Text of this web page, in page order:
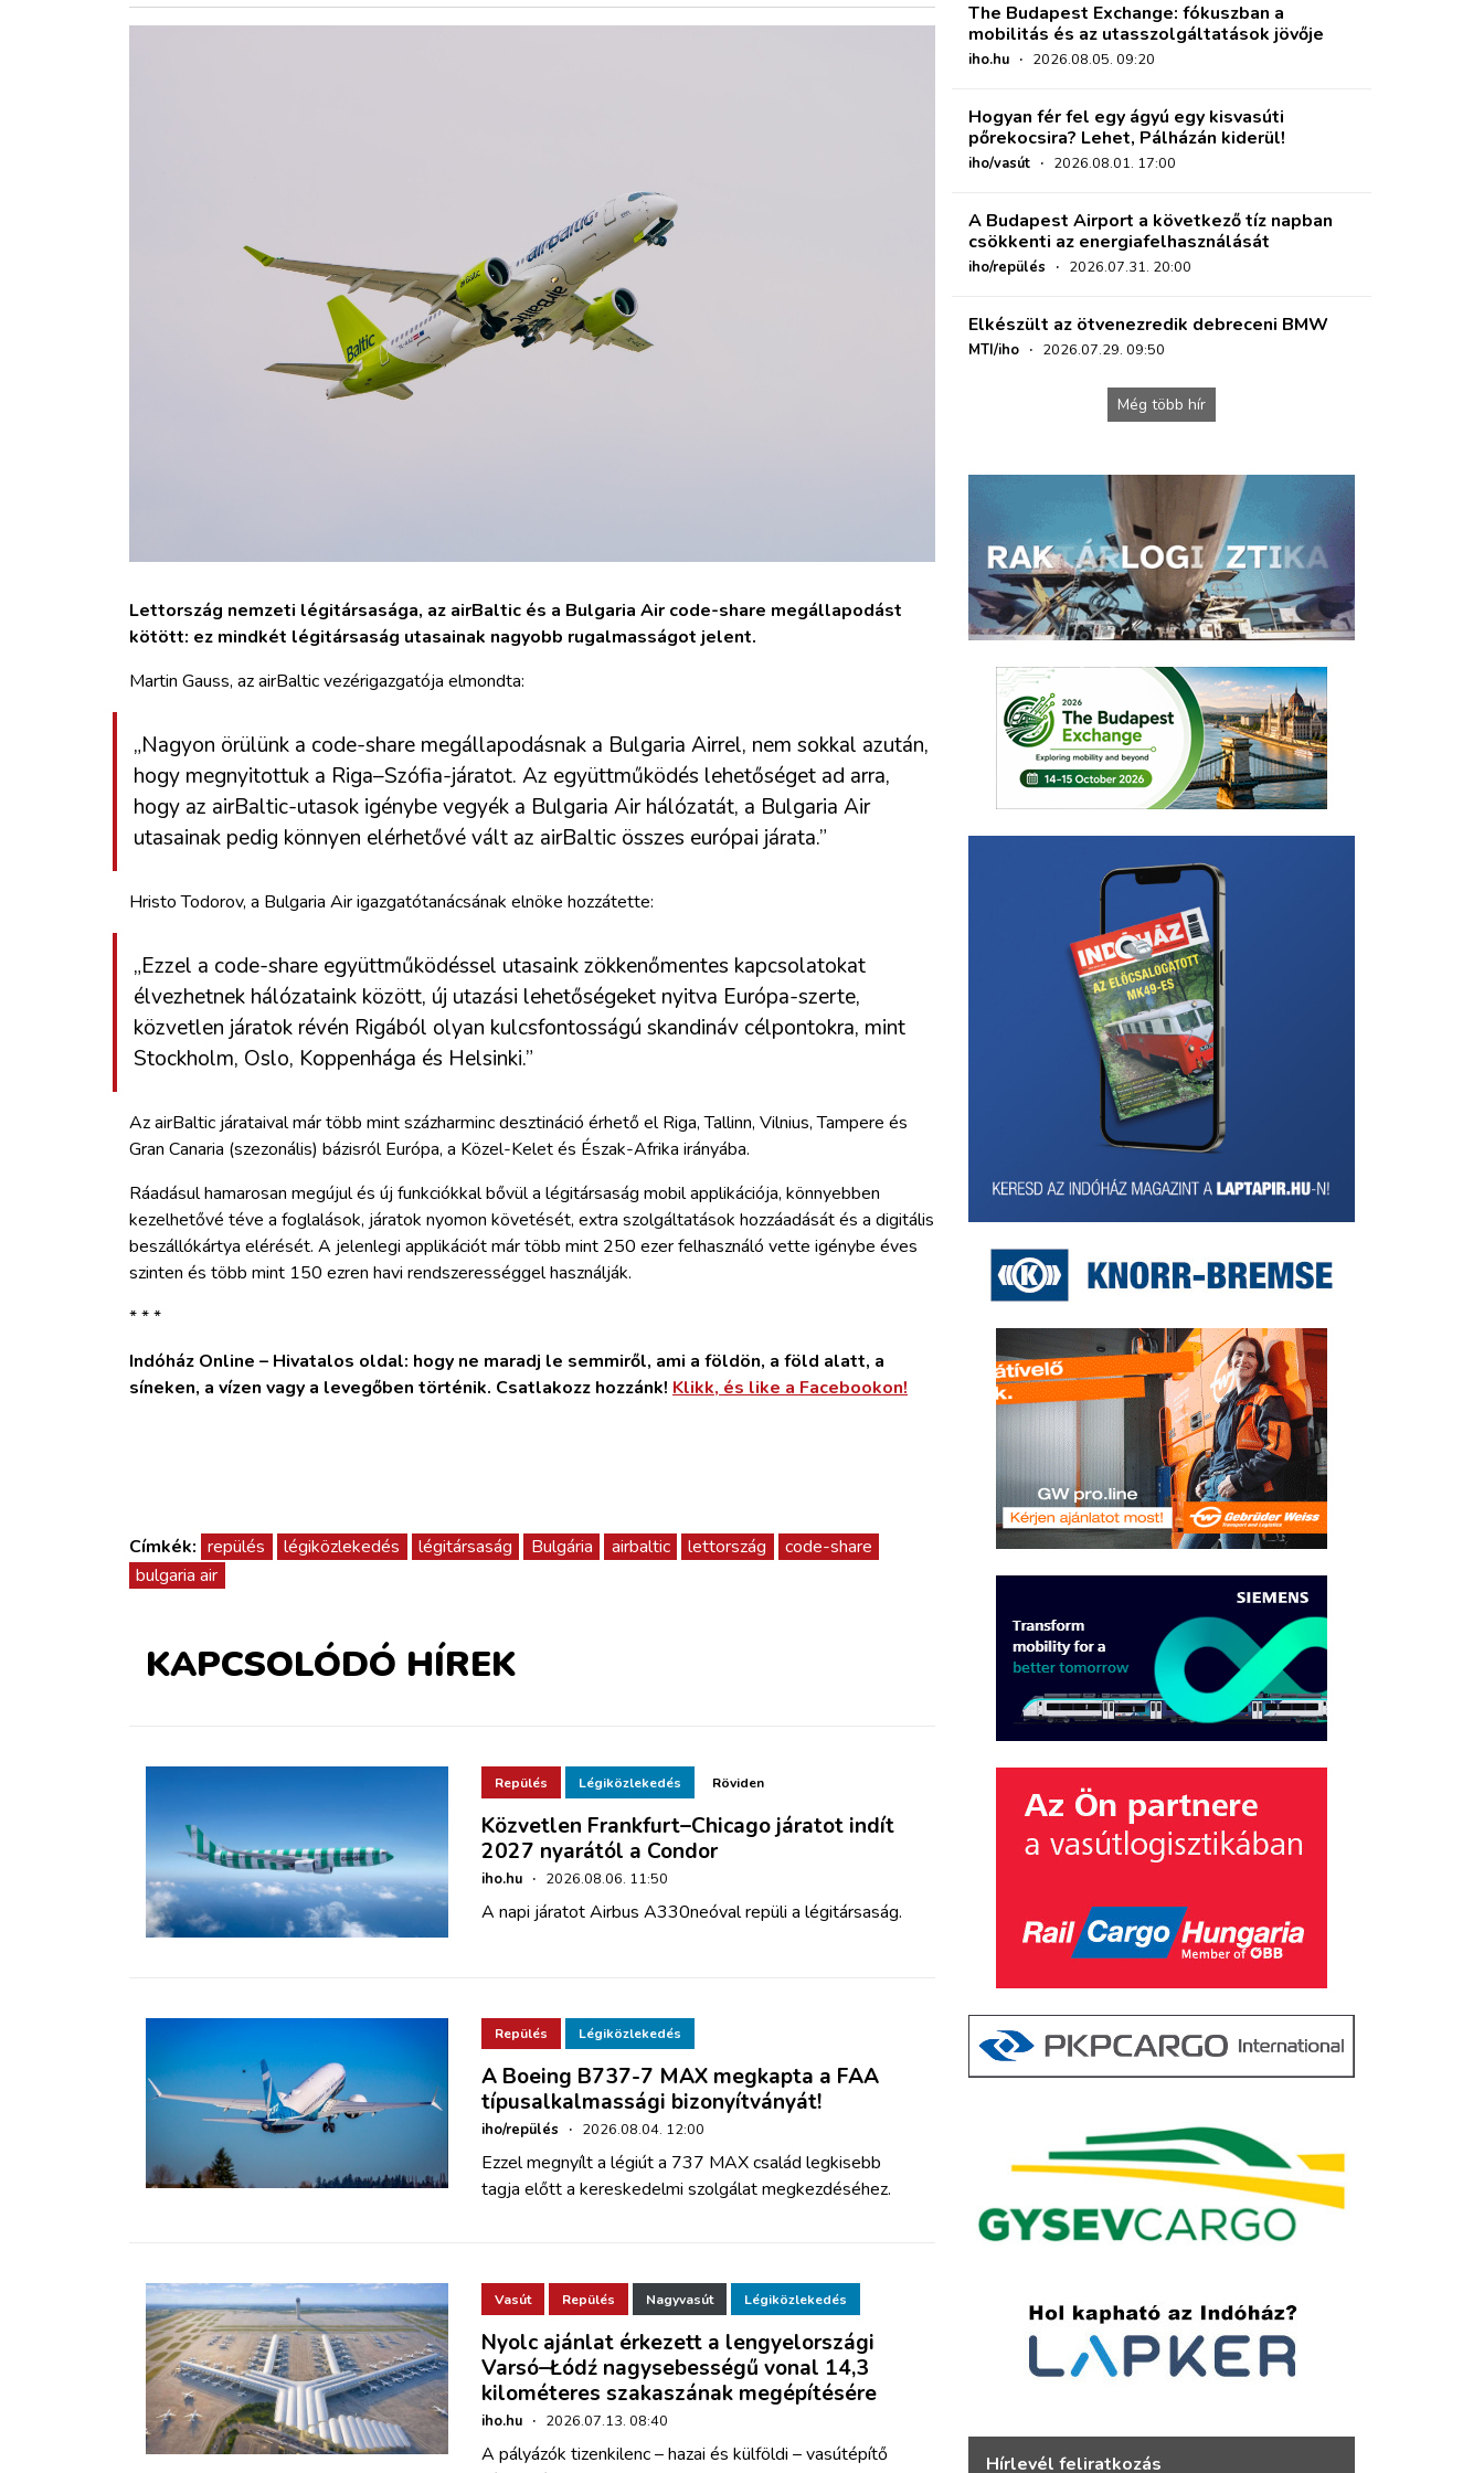
Lettország nemzeti légitársasága, az airBaltic és a Bulgaria Air code-share megállapodást
kötött: ez mindkét légitársaság utasainak nagyobb rugalmasságot jelent.
Martin Gauss, az airBaltic vezérigazgatója elmondta:
„Nagyon örülünk a code-share megállapodásnak a Bulgaria Airrel, nem sokkal azután,
hogy megnyitottuk a Riga–Szófia-járatot. Az együttműködés lehetőséget ad arra,
hogy az airBaltic-utasok igénybe vegyék a Bulgaria Air hálózatát, a Bulgaria Air
utasainak pedig könnyen elérhetővé vált az airBaltic összes európai járata.”
Hristo Todorov, a Bulgaria Air igazgatótanácsának elnöke hozzátette:
„Ezzel a code-share együttműködéssel utasaink zökkenőmentes kapcsolatokat
élvezhetnek hálózataink között, új utazási lehetőségeket nyitva Európa-szerte,
közvetlen járatok révén Rigából olyan kulcsfontosságú skandináv célpontokra, mint
Stockholm, Oslo, Koppenhága és Helsinki.”
Az airBaltic járataival már több mint százharminc desztináció érhető el Riga, Tallinn, Vilnius, Tampere és
Gran Canaria (szezonális) bázisról Európa, a Közel-Kelet és Észak-Afrika irányába.
Ráadásul hamarosan megújul és új funkciókkal bővül a légitársaság mobil applikációja, könnyebben
kezelhetővé téve a foglalások, járatok nyomon követését, extra szolgáltatások hozzáadását és a digitális
beszállókártya elérését. A jelenlegi applikációt már több mint 250 ezer felhasználó vette igénybe éves
szinten és több mint 150 ezren havi rendszerességgel használják.
* * *
Indóház Online – Hivatalos oldal: hogy ne maradj le semmiről, ami a földön, a föld alatt, a
síneken, a vízen vagy a levegőben történik. Csatlakozz hozzánk! Klikk, és like a Facebookon!
Címkék: repülés légiközlekedés légitársaság Bulgária airbaltic lettország
code-share
bulgaria air
KAPCSOLÓDÓ HÍREK
Repülés Légiközlekedés Röviden
Közvetlen Frankfurt–Chicago járatot indít
2027 nyarától a Condor
iho.hu · 2026.08.06. 11:50
A napi járatot Airbus A330neóval repüli a légitársaság.
Repülés Légiközlekedés
A Boeing B737-7 MAX megkapta a FAA
típusalkalmassági bizonyítványát!
iho/repülés · 2026.08.04. 12:00
Ezzel megnyílt a légiút a 737 MAX család legkisebb
tagja előtt a kereskedelmi szolgálat megkezdéséhez.
Vasút Repülés Nagyvasút Légiközlekedés
Nyolc ajánlat érkezett a lengyelországi
Varsó–Łódź nagysebességű vonal 14,3
kilométeres szakaszának megépítésére
iho.hu · 2026.07.13. 08:40
A pályázók tizenkilenc – hazai és külföldi – vasútépítő
The Budapest Exchange: fókuszban a
mobilitás és az utasszolgáltatások jövője
iho.hu · 2026.08.05. 09:20
Hogyan fér fel egy ágyú egy kisvasúti
pőrekocsira? Lehet, Pálházán kiderül!
iho/vasút · 2026.08.01. 17:00
A Budapest Airport a következő tíz napban
csökkenti az energiafelhasználását
iho/repülés · 2026.07.31. 20:00
Elkészült az ötvenezredik debreceni BMW
MTI/iho · 2026.07.29. 09:50
Még több hír
Hírlevél feliratkozás